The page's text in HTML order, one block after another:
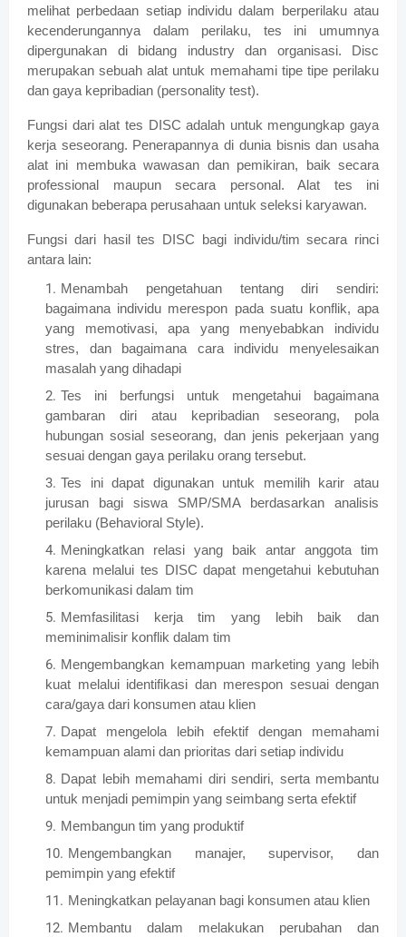
melihat perbedaan setiap individu dalam berperilaku atau
kecenderungannya dalam perilaku, tes ini umumnya
dipergunakan di bidang industry dan organisasi. Disc
merupakan sebuah alat untuk memahami tipe tipe perilaku
dan gaya kepribadian (personality test).
Fungsi dari alat tes DISC adalah untuk mengungkap gaya
kerja seseorang. Penerapannya di dunia bisnis dan usaha
alat ini membuka wawasan dan pemikiran, baik secara
professional maupun secara personal. Alat tes ini
digunakan beberapa perusahaan untuk seleksi karyawan.
Fungsi dari hasil tes DISC bagi individu/tim secara rinci
antara lain:
Menambah pengetahuan tentang diri sendiri:
bagaimana individu merespon pada suatu konflik, apa
yang memotivasi, apa yang menyebabkan individu
stres, dan bagaimana cara individu menyelesaikan
masalah yang dihadapi
Tes ini berfungsi untuk mengetahui bagaimana
gambaran diri atau kepribadian seseorang, pola
hubungan sosial seseorang, dan jenis pekerjaan yang
sesuai dengan gaya perilaku orang tersebut.
Tes ini dapat digunakan untuk memilih karir atau
jurusan bagi siswa SMP/SMA berdasarkan analisis
perilaku (Behavioral Style).
Meningkatkan relasi yang baik antar anggota tim
karena melalui tes DISC dapat mengetahui kebutuhan
berkomunikasi dalam tim
Memfasilitasi kerja tim yang lebih baik dan
meminimalisir konflik dalam tim
Mengembangkan kemampuan marketing yang lebih
kuat melalui identifikasi dan merespon sesuai dengan
cara/gaya dari konsumen atau klien
Dapat mengelola lebih efektif dengan memahami
kemampuan alami dan prioritas dari setiap individu
Dapat lebih memahami diri sendiri, serta membantu
untuk menjadi pemimpin yang seimbang serta efektif
Membangun tim yang produktif
Mengembangkan manajer, supervisor, dan
pemimpin yang efektif
Meningkatkan pelayanan bagi konsumen atau klien
Membantu dalam melakukan perubahan dan